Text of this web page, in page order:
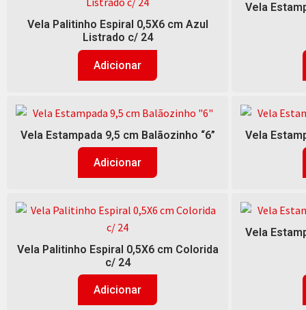
Vela Palitinho Espiral 0,5X6 cm Azul
Listrado c/ 24
Adicionar
Vela
Vela Estampada 9,5 cm Balãozinho “6”
Adicionar
Vela
Vela Palitinho Espiral 0,5X6 cm Colorida
c/ 24
Adicionar
Vela